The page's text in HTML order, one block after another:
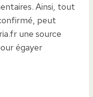
Ainsi, tout
peut
une source
égayer